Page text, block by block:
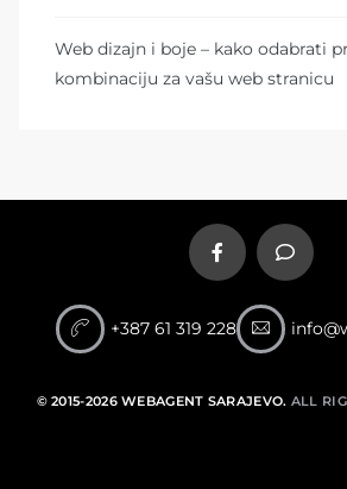
Web dizajn i boje – kako odabrati
kombinaciju za vašu web stranicu
+387 61 319 228
© 2015-2026 WEBAGENT SARAJEVO. ALL